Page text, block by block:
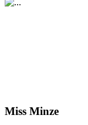
Miss Minze